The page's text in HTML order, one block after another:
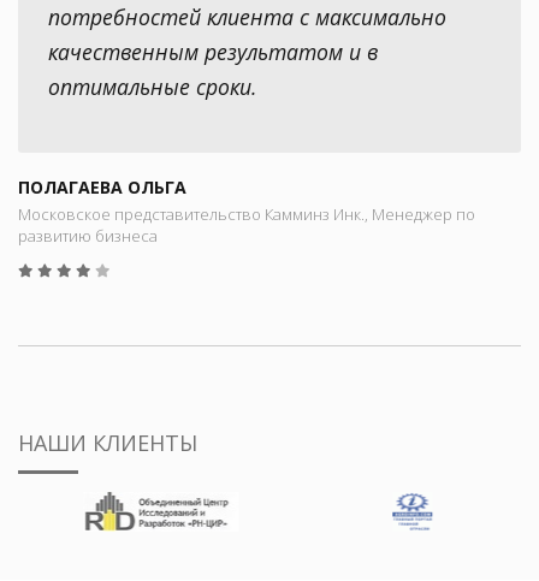
потребностей клиента с максимально
качественным результатом и в
оптимальные сроки.
ПОЛАГАЕВА ОЛЬГА
Московское представительство Камминз Инк., Менеджер по
развитию бизнеса
НАШИ КЛИЕНТЫ